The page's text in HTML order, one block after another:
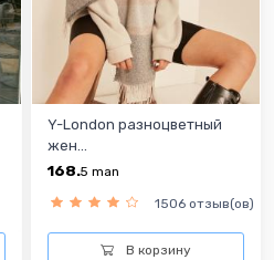
Y-London разноцветный
жен...
168.5 man
1506 отзыв(ов)
В корзину